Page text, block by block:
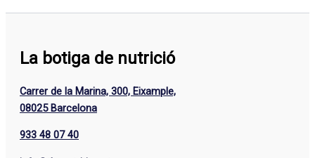
La botiga de nutrició
Carrer de la Marina, 300, Eixample,
08025 Barcelona
933 48 07 40